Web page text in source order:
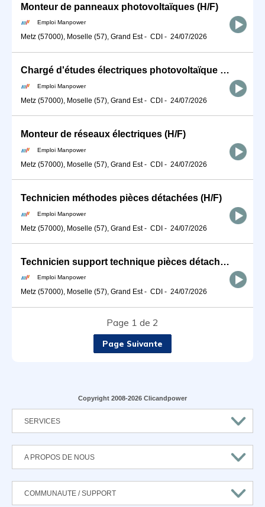
Monteur de panneaux photovoltaïques (H/F)
Emploi Manpower
Metz (57000), Moselle (57), Grand Est- CDI - 24/07/2026
Chargé d'études électriques photovoltaïque (H/F)
Emploi Manpower
Metz (57000), Moselle (57), Grand Est- CDI - 24/07/2026
Monteur de réseaux électriques (H/F)
Emploi Manpower
Metz (57000), Moselle (57), Grand Est- CDI - 24/07/2026
Technicien méthodes pièces détachées (H/F)
Emploi Manpower
Metz (57000), Moselle (57), Grand Est- CDI - 24/07/2026
Technicien support technique pièces détachées (H/F)
Emploi Manpower
Metz (57000), Moselle (57), Grand Est- CDI - 24/07/2026
Page 1 de 2
Page Suivante
Copyright 2008-2026 Clicandpower
SERVICES
A PROPOS DE NOUS
COMMUNAUTE / SUPPORT